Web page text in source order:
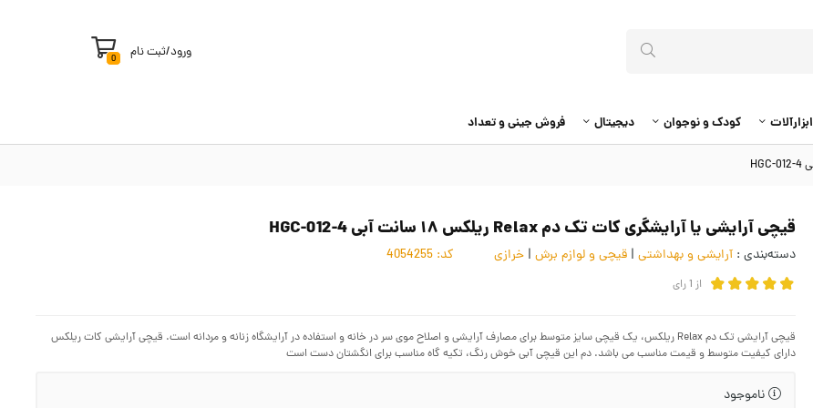
ورود/ثبت نام 0
ابزارآلات کودک و نوجوان دیجیتال فروش جینی و تعداد
قیچی آرایشی یا آرایشگری کات تک دم Relax ریلکس ۱۸ سانت آبی HGC-012-4
دسته‌بندی : آرایشی و بهداشتی | قیچی و لوازم برش | خرازی کد:
از 1رای
قیچی آرایشی تک دم Relax ریلکس، یک قیچی سایز متوسط برای مصارف آرایشی و اصلاح موی سر در خانه و استفاده در آرایشگاه زنانه و مردانه است. قیچی آرایشی کات ریلکس
دارای کیفیت متوسط و قیمت مناسب می باشد. دم این قیچی آبی خوش رنگ، تکیه گاه مناسب برای انگشتان دست است
ناموجود